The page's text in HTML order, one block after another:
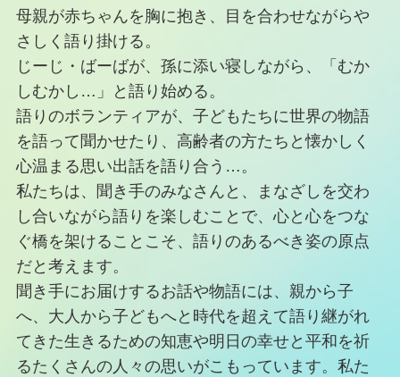
母親が赤ちゃんを胸に抱き、目を合わせながらや
さしく語り掛ける。
じーじ・ばーばが、孫に添い寝しながら、「むか
しむかし…」と語り始める。
語りのボランティアが、子どもたちに世界の物語
を語って聞かせたり、高齢者の方たちと懐かしく
心温まる思い出話を語り合う…。
私たちは、聞き手のみなさんと、まなざしを交わ
し合いながら語りを楽しむことで、心と心をつな
ぐ橋を架けることこそ、語りのあるべき姿の原点
だと考えます。
聞き手にお届けするお話や物語には、親から子
へ、大人から子どもへと時代を超えて語り継がれ
てきた生きるための知恵や明日の幸せと平和を祈
るたくさんの人々の思いがこもっています。私た